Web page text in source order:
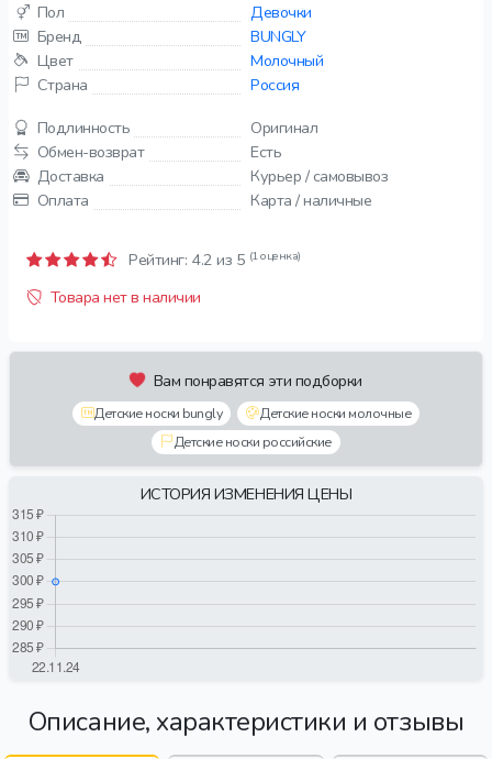
Пол
Девочки
Бренд
BUNGLY
Цвет
Молочный
Страна
Россия
Подлинность
Оригинал
Обмен-возврат
Есть
Доставка
Курьер / самовывоз
Оплата
Карта / наличные
Рейтинг: 4.2 из 5 (1 оценка)
Товара нет в наличии
Вам понравятся эти подборки
Детские носки bungly
Детские носки молочные
Детские носки российские
ИСТОРИЯ ИЗМЕНЕНИЯ ЦЕНЫ
Описание, характеристики и отзывы